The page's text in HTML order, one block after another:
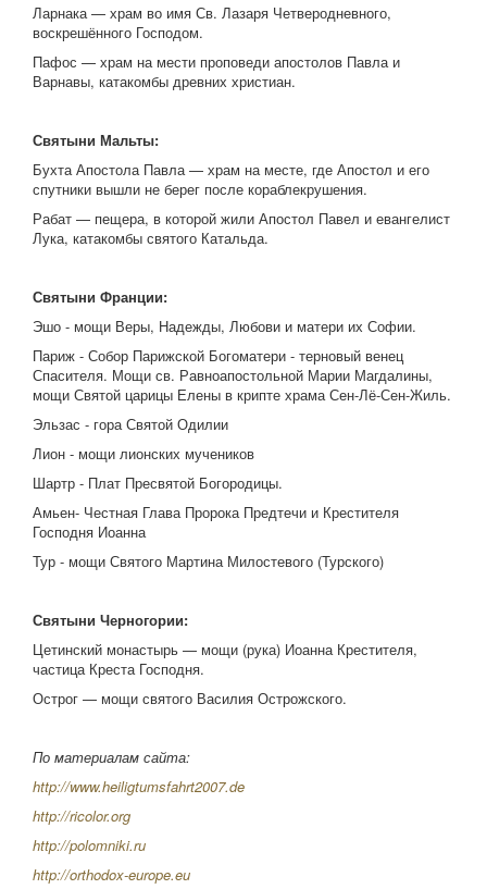
Ларнака — храм во имя Св. Лазаря Четверодневного,
воскрешённого Господом.
Пафос — храм на мести проповеди апостолов Павла и
Варнавы, катакомбы древних христиан.
Святыни Мальты:
Бухта Апостола Павла — храм на месте, где Апостол и его
спутники вышли не берег после кораблекрушения.
Рабат — пещера, в которой жили Апостол Павел и евангелист
Лука, катакомбы святого Катальда.
Святыни Франции:
Эшо - мощи Веры, Надежды, Любови и матери их Софии.
Париж - Собор Парижской Богоматери - терновый венец
Спасителя. Мощи св. Равноапостольной Марии Магдалины,
мощи Святой царицы Елены в крипте храма Сен-Лё-Сен-Жиль.
Эльзас - гора Святой Одилии
Лион - мощи лионских мучеников
Шартр - Плат Пресвятой Богородицы.
Амьен- Честная Глава Пророка Предтечи и Крестителя
Господня Иоанна
Тур - мощи Святого Мартина Милостевого (Турского)
Святыни Черногории:
Цетинский монастырь — мощи (рука) Иоанна Крестителя,
частица Креста Господня.
Острог — мощи святого Василия Острожского.
По материалам сайта:
http://www.heiligtumsfahrt2007.de
http://ricolor.org
http://polomniki.ru
http://orthodox-europe.eu